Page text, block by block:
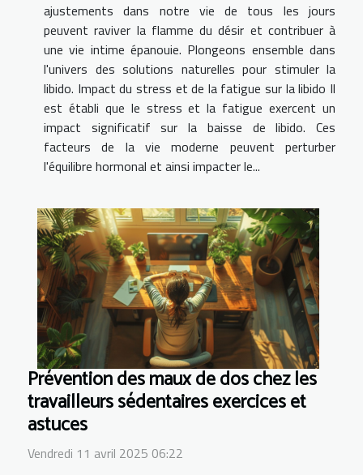
ajustements dans notre vie de tous les jours
peuvent raviver la flamme du désir et contribuer à
une vie intime épanouie. Plongeons ensemble dans
l'univers des solutions naturelles pour stimuler la
libido. Impact du stress et de la fatigue sur la libido Il
est établi que le stress et la fatigue exercent un
impact significatif sur la baisse de libido. Ces
facteurs de la vie moderne peuvent perturber
l'équilibre hormonal et ainsi impacter le...
Prévention des maux de dos chez les
travailleurs sédentaires exercices et
astuces
Vendredi 11 avril 2025 06:22